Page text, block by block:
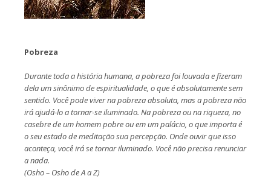
Pobreza
Durante toda a história humana, a pobreza foi louvada e fizeram
dela um sinônimo de espiritualidade, o que é absolutamente sem
sentido. Você pode viver na pobreza absoluta, mas a pobreza não
irá ajudá-lo a tornar-se iluminado. Na pobreza ou na riqueza, no
casebre de um homem pobre ou em um palácio, o que importa é
o seu estado de meditação sua percepção. Onde ouvir que isso
aconteça, você irá se tornar iluminado. Você não precisa renunciar
a nada.
(Osho – Osho de A a Z)